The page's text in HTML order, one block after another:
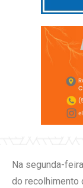
Na segunda-
do recolhimento